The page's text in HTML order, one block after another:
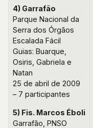
4) Garrafão
Parque Nacional da
Serra dos Órgãos
Escalada Fácil
Guias: Buarque,
Osiris, Gabriela e
Natan
25 de abril de 2009
– 7 participantes
5) Fis. Marcos Éboli
Garrafão, PNSO